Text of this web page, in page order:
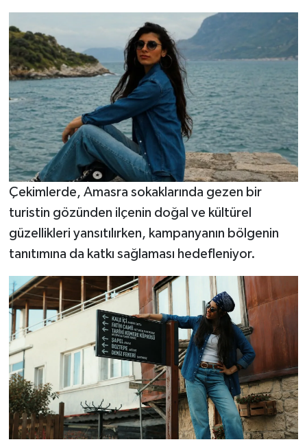
Çekimlerde, Amasra sokaklarında gezen bir
turistin gözünden ilçenin doğal ve kültürel
güzellikleri yansıtılırken, kampanyanın bölgenin
tanıtımına da katkı sağlaması hedefleniyor.